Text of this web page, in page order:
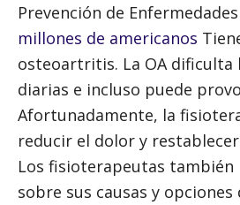
Prevención de
millones de americanos
osteoartritis. La OA dificulta
diarias e incluso puede
Afortunadamente, la
reducir el dolor y
Los fisioterapeutas
sobre sus causas y